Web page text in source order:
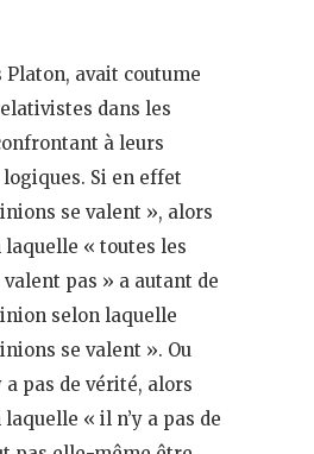
avait coutume
dans les
à leurs
Si en effet
se valent », alors
laquelle « toutes les
pas » a autant de
selon laquelle
se valent ». Ou
a pas de vérité, alors
« il n’y a pas de